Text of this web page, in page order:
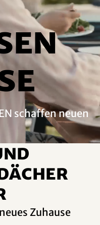
schaffen neuen
Zuhause